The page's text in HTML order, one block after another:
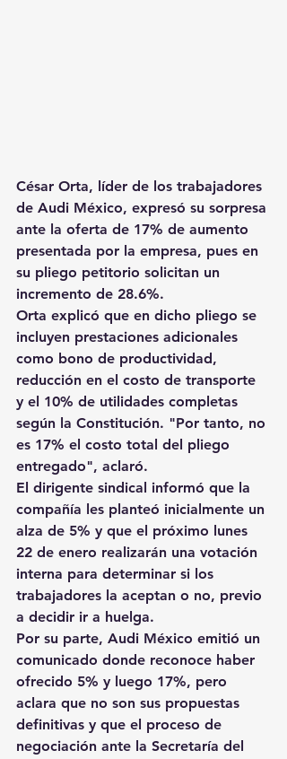
César Orta, líder de los trabajadores
de Audi México, expresó su sorpresa
ante la oferta de 17% de aumento
presentada por la empresa, pues en
su pliego petitorio solicitan un
incremento de 28.6%.
Orta explicó que en dicho pliego se
incluyen prestaciones adicionales
como bono de productividad,
reducción en el costo de transporte
y el 10% de utilidades completas
según la Constitución. "Por tanto, no
es 17% el costo total del pliego
entregado", aclaró.
El dirigente sindical informó que la
compañía les planteó inicialmente un
alza de 5% y que el próximo lunes
22 de enero realizarán una votación
interna para determinar si los
trabajadores la aceptan o no, previo
a decidir ir a huelga.
Por su parte, Audi México emitió un
comunicado donde reconoce haber
ofrecido 5% y luego 17%, pero
aclara que no son sus propuestas
definitivas y que el proceso de
negociación ante la Secretaría del